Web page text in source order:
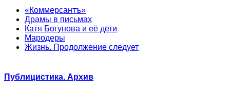
«Коммерсантъ»
Драмы в письмах
Катя Богунова и её дети
Мародеры
Жизнь. Продолжение следует
Публицистика. Архив